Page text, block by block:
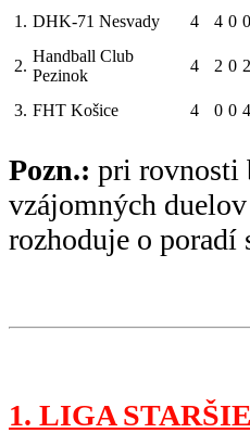
1. DHK-71 Nesvady 4 4 0 0
2.
Handball Club
Pezinok
4 2 0 2
3. FHT Košice 4 0 0 4
Pozn.: pri rovnosti
vzájomných
rozhoduje o poradí
1. LIGA